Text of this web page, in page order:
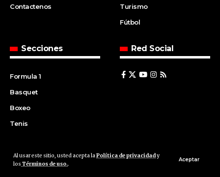
Al usar este sitio, usted acepta laPolítica de privacidady
los Términos de uso..
Aceptar
Contactenos
Turismo
Fútbol
Secciones
Formula 1
Basquet
Boxeo
Tenis
Red Social
© 2008 | Agencia Cfin.com.ar - Santa Fe - Argentina | All rights